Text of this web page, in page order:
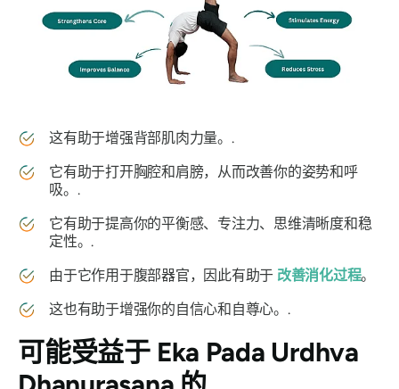
这有助于增强背部肌肉力量。.
它有助于打开胸腔和肩膀，从而改善你的姿势和呼
吸。.
它有助于提高你的平衡感、专注力、思维清晰度和稳
定性。.
由于它作用于腹部器官，因此有助于 改善消化过程。
这也有助于增强你的自信心和自尊心。.
可能受益于 Eka Pada Urdhva